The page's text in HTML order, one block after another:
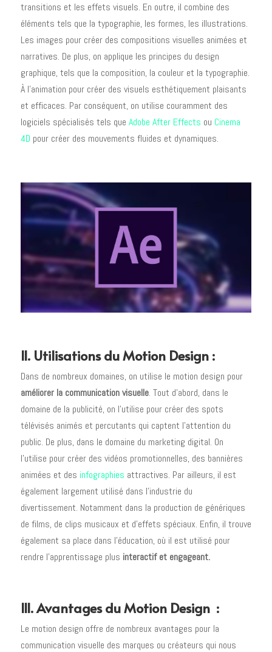
transitions et les effets visuels. En outre, il combine des
éléments tels que la typographie, les formes, les illustrations.
Les images pour créer des compositions visuelles animées et
narratives. De plus, on applique les principes du design
graphique, tels que la composition, la couleur et la typographie.
À l’animation pour créer des visuels esthétiquement plaisants
et efficaces. Par conséquent, on utilise couramment des
logiciels spécialisés tels que Adobe After Effects ou Cinema
4D pour créer des mouvements fluides et dynamiques.
II. Utilisations du Motion Design :
Dans de nombreux domaines, on utilise le motion design pour
améliorer la communication visuelle. Tout d’abord, dans le
domaine de la publicité, on l’utilise pour créer des spots
télévisés animés et percutants qui captent l’attention du
public. De plus, dans le domaine du marketing digital. On
l’utilise pour créer des vidéos promotionnelles, des bannières
animées et des infographies attractives. Par ailleurs, il est
également largement utilisé dans l’industrie du
divertissement. Notamment dans la production de génériques
de films, de clips musicaux et d’effets spéciaux. Enfin, il trouve
également sa place dans l’éducation, où il est utilisé pour
rendre l’apprentissage plus interactif et engageant.
III. Avantages du Motion Design :
Le motion design offre de nombreux avantages pour la
communication visuelle des marques ou créateurs qui nous